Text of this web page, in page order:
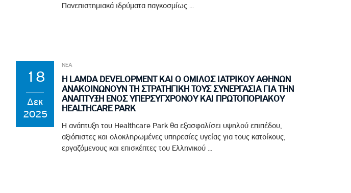
Πανεπιστημιακά ιδρύματα παγκοσμίως ...
18
Δεκ
2025
ΝΕΑ
Η LAMDA DEVELOPMENT ΚΑΙ Ο ΟΜΙΛΟΣ ΙΑΤΡΙΚΟΥ ΑΘΗΝΩΝ
ΑΝΑΚΟΙΝΩΝΟΥΝ ΤΗ ΣΤΡΑΤΗΓΙΚΗ ΤΟΥΣ ΣΥΝΕΡΓΑΣΙΑ ΓΙΑ ΤΗΝ
ΑΝΑΠΤΥΞΗ ΕΝΟΣ ΥΠΕΡΣΥΓΧΡΟΝΟΥ ΚΑΙ ΠΡΩΤΟΠΟΡΙΑΚΟΥ
HEALTHCARE PARK
Η ανάπτυξη του Healthcare Park θα εξασφαλίσει υψηλού επιπέδου,
αξιόπιστες και ολοκληρωμένες υπηρεσίες υγείας για τους κατοίκους,
εργαζόμενους και επισκέπτες του Ελληνικού ...